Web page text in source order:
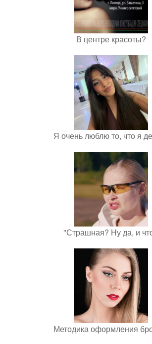
В центре красоты?
Я очень люблю то, что я
"Страшная? Ну да, и
Методика оформления